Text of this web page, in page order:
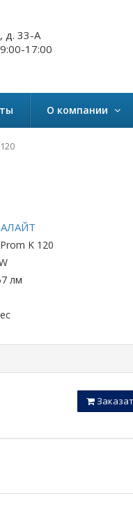
д. 33-А
17:00
О компании
K 120
лм